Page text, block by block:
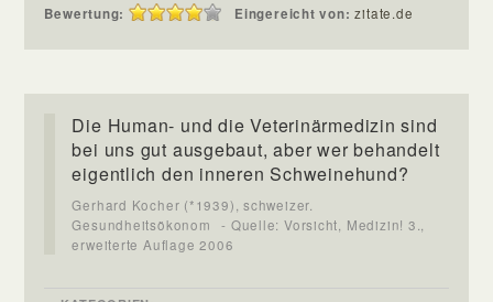
Bewertung: Eingereicht von:zitate.de
Die Human- und die Veterinärmedizin sind
bei uns gut ausgebaut, aber wer behandelt
eigentlich den inneren Schweinehund?
Gerhard Kocher (*1939), schweizer.
Gesundheitsökonom
- Quelle: Vorsicht, Medizin! 3.,
erweiterte Auflage 2006